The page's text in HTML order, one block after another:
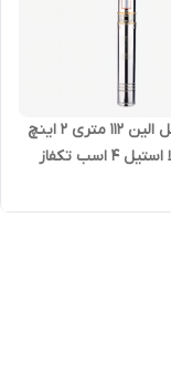
شناور کامل الین ۱۱۲ متری ۲ اینچ
آبدهی بالا استیل ۴ اسب تکفاز
بالا تک فاز ۳ کیلووات ( ۱۱۰ متری